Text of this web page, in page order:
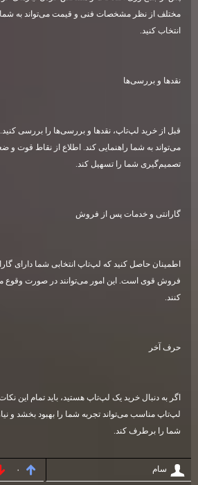
مختلف از نظر مشخصات فنی و قیمت می‌تواند به شما
انتخاب کنید
نقدها و بررسی‌ها
قبل از خرید لپ‌تاپ، نقدها و بررسی‌ها را بررسی
می‌تواند به شما راهنمایی کند. اطلاع از نقاط قوت
تصمیم‌گیری شما را تسهیل کند
گارانتی و خدمات پس از فروش
اطمینان حاصل کنید که لپ‌تاپ انتخابی شما دارای
فروش قوی است. این امور می‌توانند در صورت
کنند
حرف آخر
اگر به دنبال خرید یک لپ‌تاپ هستید، باید تمام این
لپ‌تاپ مناسب می‌تواند تجربه شما را بهبود بخشد و
شما را برطرف کند.
سام ۰